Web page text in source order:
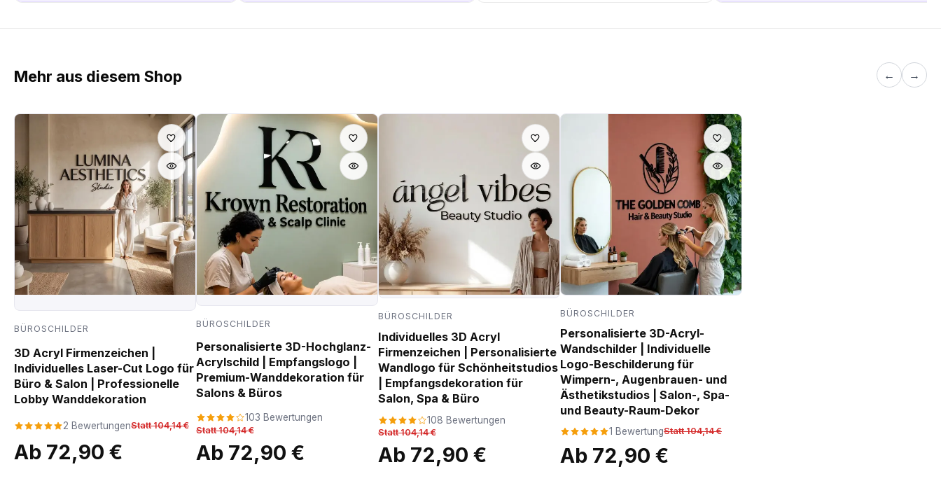
Mehr aus diesem Shop ← →
BÜROSCHILDER
3D Acryl Firmenzeichen |
Individuelles Laser-Cut Logo für
Büro & Salon | Professionelle
Lobby Wanddekoration
2 BewertungenStatt 104,14 €
Ab 72,90 €
BÜROSCHILDER
Personalisierte 3D-Hochglanz-
Acrylschild | Empfangslogo |
Premium-Wanddekoration für
Salons & Büros
103 Bewertungen
Statt 104,14 €
Ab 72,90 €
BÜROSCHILDER
Individuelles 3D Acryl
Firmenzeichen | Personalisierte
Wandlogo für Schönheitstudios
| Empfangsdekoration für
Salon, Spa & Büro
108 Bewertungen
Statt 104,14 €
Ab 72,90 €
BÜROSCHILDER
Personalisierte 3D-Acryl-
Wandschilder | Individuelle
Logo-Beschilderung für
Wimpern-, Augenbrauen- und
Ästhetikstudios | Salon-, Spa-
und Beauty-Raum-Dekor
1 BewertungStatt 104,14 €
Ab 72,90 €